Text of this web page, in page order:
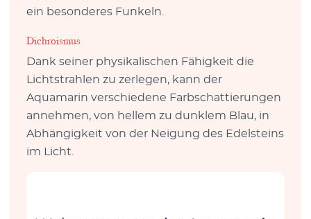
ein besonderes Funkeln.
Dichroismus
Dank seiner physikalischen Fähigkeit die
Lichtstrahlen zu zerlegen, kann der
Aquamarin verschiedene Farbschattierungen
annehmen, von hellem zu dunklem Blau, in
Abhängigkeit von der Neigung des Edelsteins
im Licht.